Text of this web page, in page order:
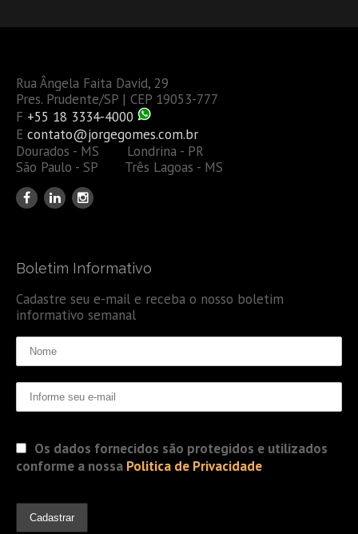
Rua Ângela Faita David, 29
Pres. Prudente/SP | CEP 19053-777
F +55 18 3334-4000
E contato@jorgegomes.com.br
Dourados - MS Londrina - PR
São Paulo - SP Três Lagoas - MS
Boletim Informativo
Cadastre seu e-mail e receba o nosso boletim
informativo semanal
Os dados fornecidos são protegidos e utilizados
conforme a nossa Politica de Privacidade